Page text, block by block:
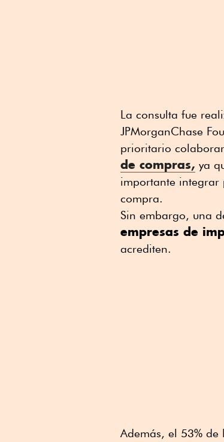
La consulta fue
JPMorganChase
prioritario
de compras, ya
importante integrar
compra.
Sin embargo, una
empresas de
acrediten.
Además, el 53% de